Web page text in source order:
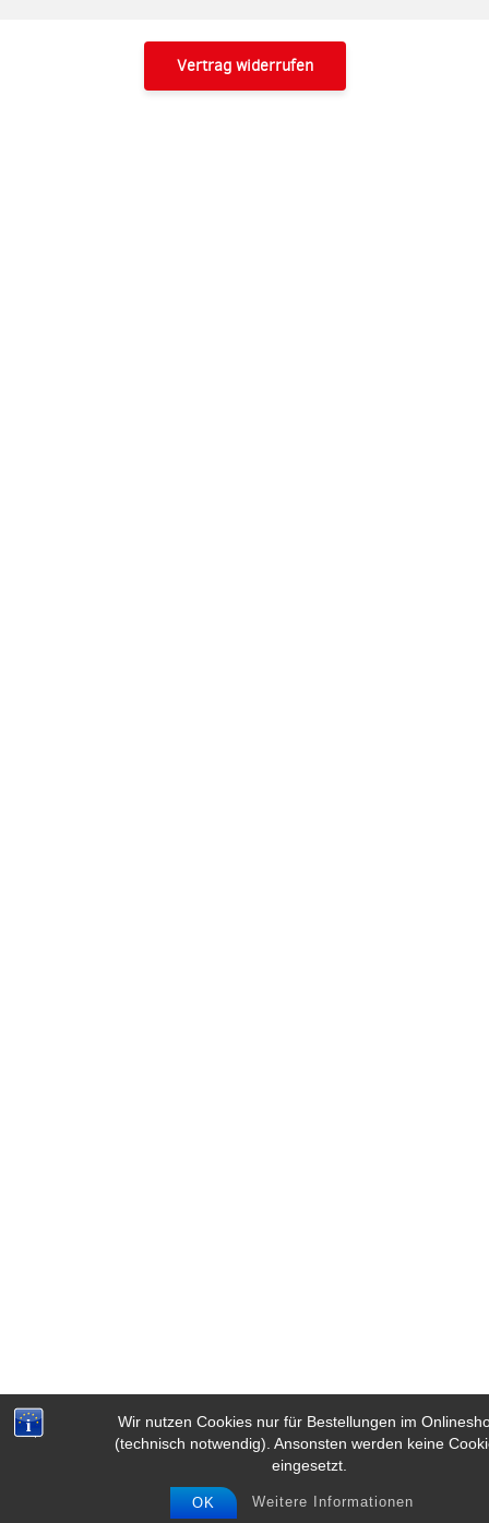
Wir nutzen Cookies nur für Bestellungen im
(technisch notwendig). Ansonsten werden keine
eingesetzt.
OK Weitere Informationen
Vertrag widerrufen